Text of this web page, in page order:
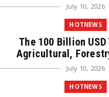
July 10, 2026
HOTNEWS
The 100 Billion
Agricultural,
July 10, 2026
HOTNEWS